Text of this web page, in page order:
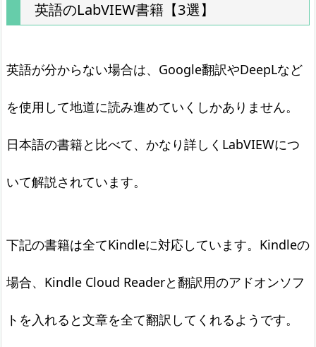
英語のLabVIEW書籍【3選】
英語が分からない場合は、Google翻訳やDeepLなど
を使用して地道に読み進めていくしかありません。
日本語の書籍と比べて、かなり詳しくLabVIEWにつ
いて解説されています。
下記の書籍は全てKindleに対応しています。Kindleの
場合、Kindle Cloud Readerと翻訳用のアドオンソフ
トを入れると文章を全て翻訳してくれるようです。